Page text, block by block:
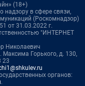
(18+)
надзору в сфере связи,
(Роскомнадзор)
от 31.03.2022 г.
"ИНТЕРНЕТ
Николаевич
Максима Горького, д. 130,
23
органов:
.